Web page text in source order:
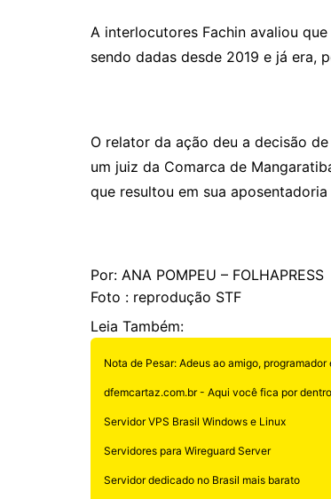
A interlocutores Fachin avaliou
sendo dadas desde 2019 e já era,
O relator da ação deu a decisão
um juiz da Comarca de
que resultou em sua
Por: ANA POMPEU – FOLHAPRESS
Foto : reprodução STF
Leia Também:
Nota de Pesar: Adeus ao amigo,
dfemcartaz.com.br - Aqui você fica por
Servidor VPS Brasil Windows e Linux
Servidores para Wireguard Server
Servidor dedicado no Brasil mais barato